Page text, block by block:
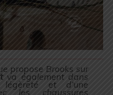
propose Brooks sur
va également dans
et d’une
les chaussures